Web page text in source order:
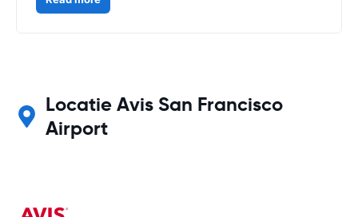
Locatie Avis San Francisco
Airport